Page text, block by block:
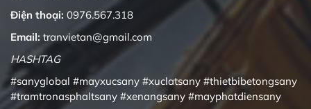
Điện thoại: 0976.567.318
Email: tranvietan@gmail.com
HASHTAG
#sanyglobal #mayxucsany #xuclatsany #thietbibetongsany
#tramtronasphaltsany #xenangsany #mayphatdiensany